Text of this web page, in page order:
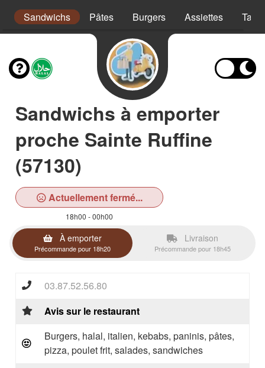
Sandwichs Pâtes Burgers Assiettes
Sandwichs à emporter
proche Sainte Ruffine
(57130)
Actuellement fermé...
18h00 - 00h00
À emporter
Précommande pour 18h20
Livraison
Précommande pour 18h45
03.87.52.56.80
Avis sur le restaurant
Burgers, halal, italien, kebabs, paninis, pâtes,
pizza, poulet frit, salades, sandwiches